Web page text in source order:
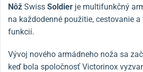
Nôž Swiss Soldier je multifunkčný
na každodenné použitie, cestovanie
funkcií.
Vývoj nového armádneho noža sa
keď bola spoločnosť Victorinox